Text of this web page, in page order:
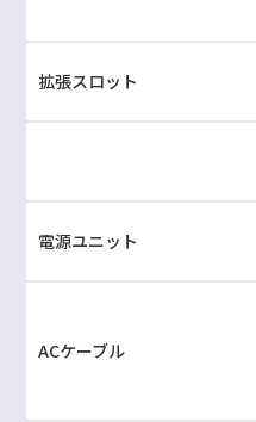
拡張スロット
電源ユニット
ACケーブル